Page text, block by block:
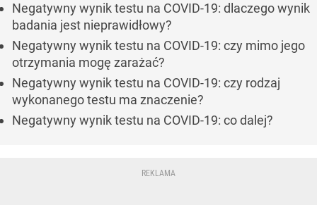
Negatywny wynik testu na COVID-19: dlaczego wynik
badania jest nieprawidłowy?
Negatywny wynik testu na COVID-19: czy mimo jego
otrzymania mogę zarażać?
Negatywny wynik testu na COVID-19: czy rodzaj
wykonanego testu ma znaczenie?
Negatywny wynik testu na COVID-19: co dalej?